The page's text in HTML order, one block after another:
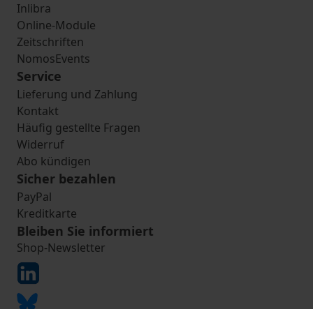
Inlibra
Online-Module
Zeitschriften
NomosEvents
Service
Lieferung und Zahlung
Kontakt
Häufig gestellte Fragen
Widerruf
Abo kündigen
Sicher bezahlen
PayPal
Kreditkarte
Bleiben Sie informiert
Shop-Newsletter